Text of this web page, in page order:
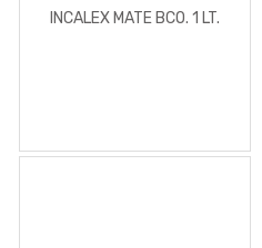
INCALEX MATE BCO. 1 LT.